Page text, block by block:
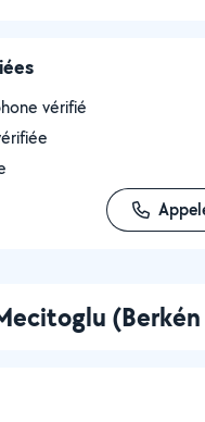
vérifié